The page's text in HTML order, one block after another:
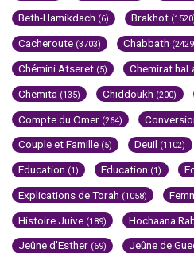
Beth-Hamikdach (6) Brakhot
Cacheroute (3703) Chabbath
Chémini Atseret (5) Chemirat
Chemita (135) Chiddoukh (200)
Compte du Omer (264)
Couple et Famille (5) Deuil (1102)
Education (1) Education (1)
Explications de Torah (1058)
Histoire Juive (189) Hochaana
Jeûne d'Esther (69) Jeûne de